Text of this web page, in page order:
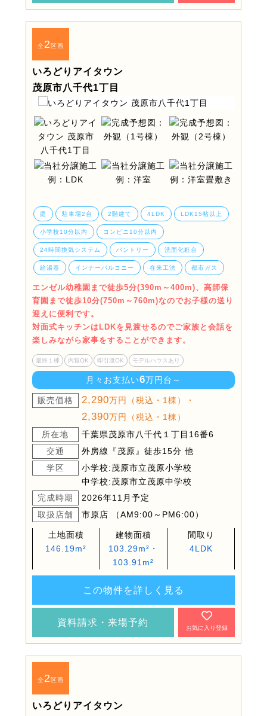
全2 区画
いろどりアイタウン
茂原市八千代1丁目
庭 駐車場2台 2階建て 4LDK LDK15帖以上
小学校10分以内 コンビニ10分以内
24時間換気システム パントリー 洗面化粧台
給湯器 インナーバルコニー 在来工法 都市ガス
エンゼル幼稚園まで徒歩5分(390m～400m)、高師保
育園まで徒歩10分(750m～760m)なのでお子様の送り
迎えに便利です。
対面式キッチンはLDKを見渡せるのでご家族と会話を
楽しみながら家事をすることができます。
最終１棟 内覧OK 即引渡OK モデルハウスあり
月々お支払い6万円台～
販売価格 2,290万円（税込・1棟）・
2,390万円（税込・1棟）
所在地
千葉県茂原市八千代１丁目16番6
交通
外房線『茂原』徒歩15分 他
学区
小学校:茂原市立茂原小学校
中学校:茂原市立茂原中学校
完成時期
2026年11月予定
取扱店舗
市原店 （AM9:00～PM6:00）
土地面積
146.19m²
建物面積
103.29m²・
103.91m²
間取り
4LDK
この物件を詳しく見る
資料請求・来場予約
お気に入り登録
全2 区画
いろどりアイタウン